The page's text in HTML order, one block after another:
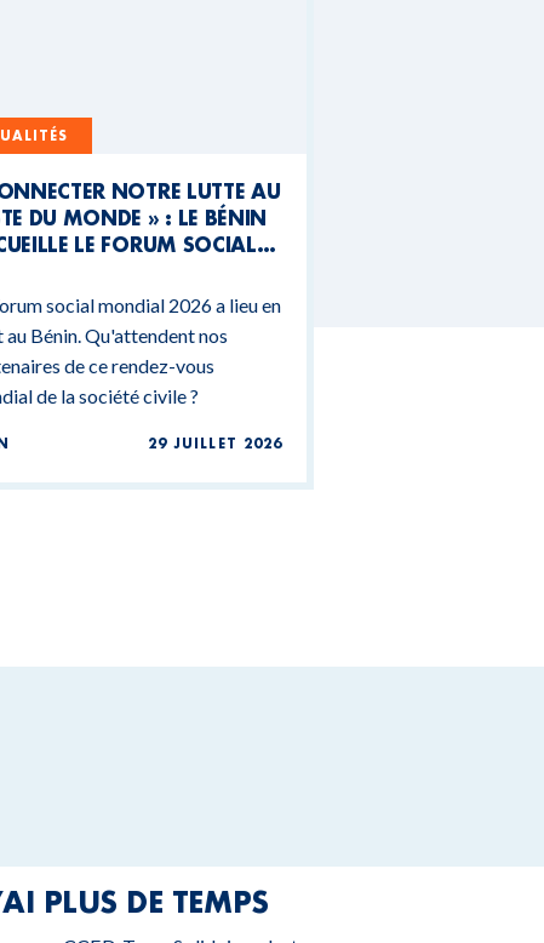
NOTRE LUTTE AU
DU MONDE » : LE BÉNIN
LE FORUM SOCIAL
social mondial 2026 a lieu en
au Bénin. Qu'attendent nos
de ce rendez-vous
de la société civile ?
29 JUILLET 2026
PLUS DE TEMPS